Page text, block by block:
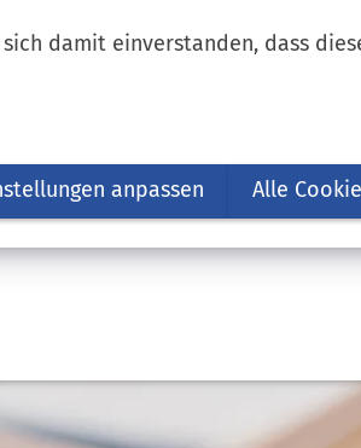
damit einverstanden, dass
anpassen Alle